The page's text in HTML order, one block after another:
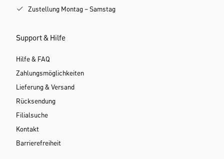
Zustellung Montag – Samstag
Support & Hilfe
Hilfe & FAQ
Zahlungsmöglichkeiten
Lieferung & Versand
Rücksendung
Filialsuche
Kontakt
Barrierefreiheit